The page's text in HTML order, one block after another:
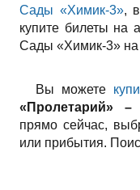
Сады «Химик-3»,
купите билеты на
Сады «Химик-3» на
Вы можете
«Пролетарий»
прямо сейчас,
или прибытия.